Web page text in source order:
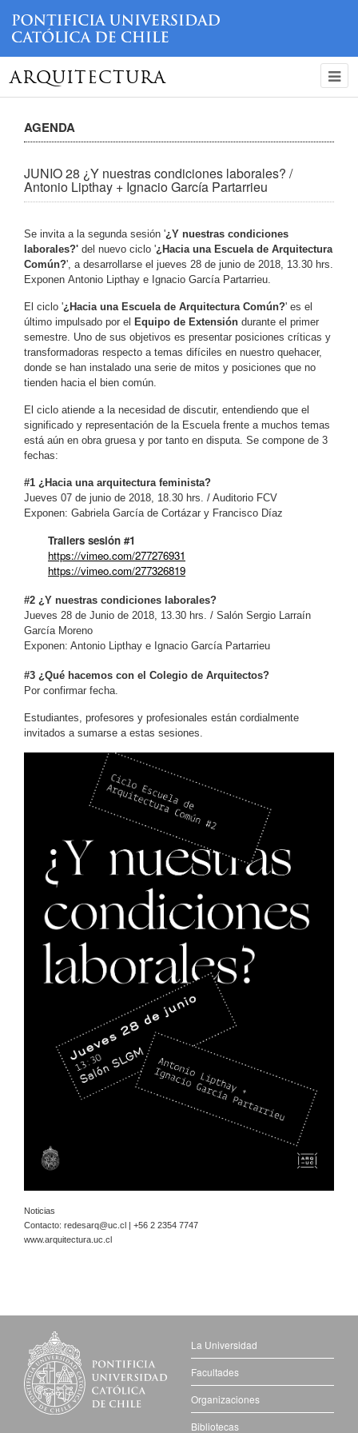
ARQUITECTURA
AGENDA
JUNIO 28 ¿Y nuestras condiciones laborales? /
Antonio Lipthay + Ignacio García Partarrieu
Se invita a la segunda sesión '¿Y nuestras condiciones
laborales?' del nuevo ciclo '¿Hacia una Escuela de Arquitectura
Común?', a desarrollarse el jueves 28 de junio de 2018, 13.30 hrs.
Exponen Antonio Lipthay e Ignacio García Partarrieu.
El ciclo '¿Hacia una Escuela de Arquitectura Común?' es el
último impulsado por el Equipo de Extensión durante el primer
semestre. Uno de sus objetivos es presentar posiciones críticas y
transformadoras respecto a temas difíciles en nuestro quehacer,
donde se han instalado una serie de mitos y posiciones que no
tienden hacia el bien común.
El ciclo atiende a la necesidad de discutir, entendiendo que el
significado y representación de la Escuela frente a muchos temas
está aún en obra gruesa y por tanto en disputa. Se compone de 3
fechas:
#1 ¿Hacia una arquitectura feminista?
Jueves 07 de junio de 2018, 18.30 hrs. / Auditorio FCV
Exponen: Gabriela García de Cortázar y Francisco Díaz
Trailers sesión #1
https://vimeo.com/277276931
https://vimeo.com/277326819
#2 ¿Y nuestras condiciones laborales?
Jueves 28 de Junio de 2018, 13.30 hrs. / Salón Sergio Larraín
García Moreno
Exponen: Antonio Lipthay e Ignacio García Partarrieu
#3 ¿Qué hacemos con el Colegio de Arquitectos?
Por confirmar fecha.
Estudiantes, profesores y profesionales están cordialmente
invitados a sumarse a estas sesiones.
Noticias
Contacto: redesarq@uc.cl
| +56 2 2354 7747
www.arquitectura.uc.cl
La Universidad
Facultades
Organizaciones
Bibliotecas